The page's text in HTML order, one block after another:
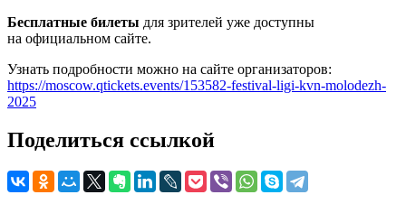
Бесплатные билеты для зрителей уже доступны
на официальном сайте.
Узнать подробности можно на сайте организаторов:
https://moscow.qtickets.events/153582-festival-ligi-kvn-molodezh-
2025
Поделиться ссылкой